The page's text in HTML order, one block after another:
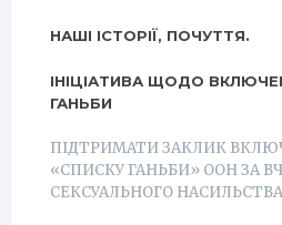
НАШІ ІСТОРІЇ, ПОЧУТТЯ.
ІНІЦІАТИВА ЩОДО
ГАНЬБИ
ПІДТРИМАТИ ЗАКЛИК
«СПИСКУ ГАНЬБИ» ООН ЗА
СЕКСУАЛЬНОГО НАСИЛЬСТВА